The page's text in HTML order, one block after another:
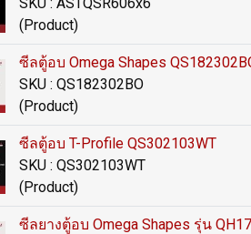
(Product)
ซีลตู้อบ Omega Shapes
SKU : QS182302BO
(Product)
ซีลตู้อบ T-Profile QS302103WT
SKU : QS302103WT
(Product)
ซีลยางตู้อบ Omega Shapes รุ่น